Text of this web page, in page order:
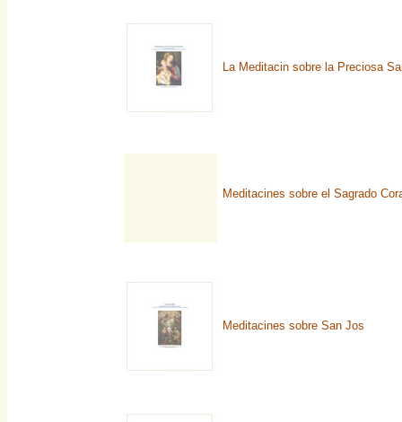
La Meditacin sobre la Preciosa
Meditacines sobre el Sagrado
Meditacines sobre San Jos